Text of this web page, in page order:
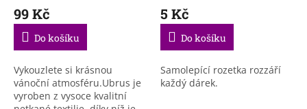
99 Kč
Do košíku
Vykouzlete si krásnou
vánoční atmosféru.Ubrus je
vyroben z vysoce kvalitní
5 Kč
Do košíku
Samolepící rozetka rozzáří
každý dárek.